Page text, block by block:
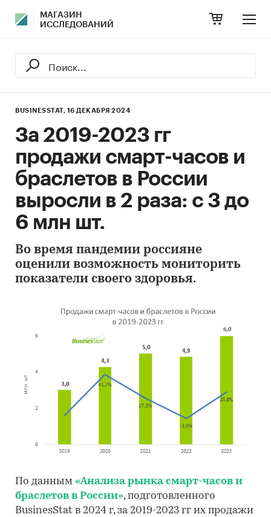
МАГАЗИН
ИССЛЕДОВАНИЙ
BUSINESSTAT, 16 ДЕКАБРЯ 2024
За 2019-2023 гг
продажи смарт-часов и
браслетов в России
выросли в 2 раза: с 3 до
6 млн шт.
Во время пандемии россияне
оценили возможность мониторить
показатели своего здоровья.
По данным «Анализа рынка смарт-часов и
браслетов в России», подготовленного
BusinesStat в 2024 г, за 2019-2023 гг их продажи